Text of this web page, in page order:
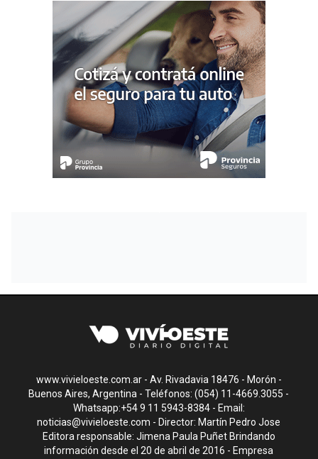
www.vivieloeste.com.ar - Av. Rivadavia 18476 - Morón -
Buenos Aires, Argentina - Teléfonos: (054) 11-4669.3055 -
Whatsapp:+54 9 11 5943-8384 - Email:
noticias@vivieloeste.com - Director: Martín Pedro Jose
Editora responsable: Jimena Paula Puñet Brindando
información desde el 20 de abril de 2016 - Empresa